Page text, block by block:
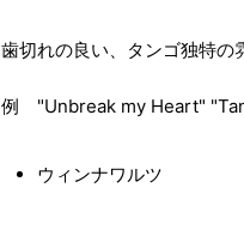
歯切れの良い、タンゴ独特の
例 "Unbreak my Heart"
ウィンナワルツ